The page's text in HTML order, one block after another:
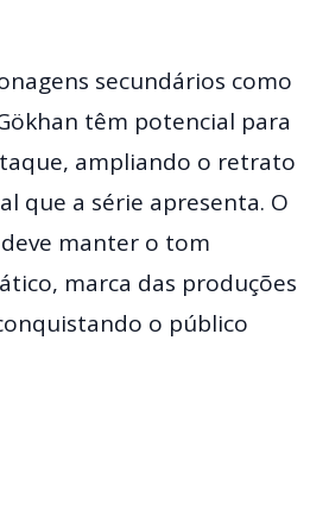
secundários como
têm potencial para
ampliando o retrato
que a série apresenta. O
manter o tom
marca das produções
o público